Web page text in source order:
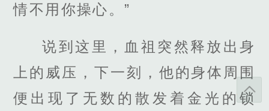
情不用你操心。”
说到这里，血祖突然释放出身
上的威压，下一刻，他的身体周围
便出现了无数的散发着金光的锁